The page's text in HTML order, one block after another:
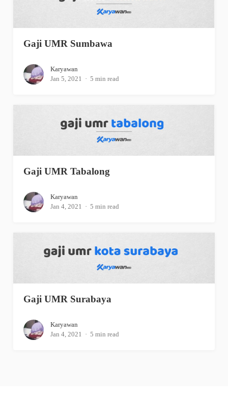
Gaji UMR Sumbawa
Karyawan
Jan 5, 2021
5 min read
Gaji UMR Tabalong
Karyawan
Jan 4, 2021
5 min read
Gaji UMR Surabaya
Karyawan
Jan 4, 2021
5 min read